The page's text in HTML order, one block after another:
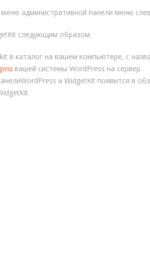
административной панели меню
следующим образом:
в каталог на вашем компьютере, с
вашей системы WordPress на сервер.
и WidgetKit появится в